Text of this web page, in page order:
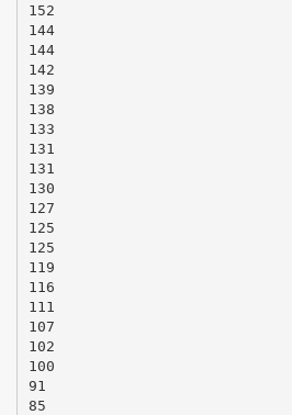
152
144
144
142
139
138
133
131
131
130
127
125
125
119
116
111
107
102
100
91
85